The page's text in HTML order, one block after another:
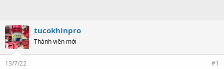
tucokhinpro
Thành viên mới
13/7/22 #1